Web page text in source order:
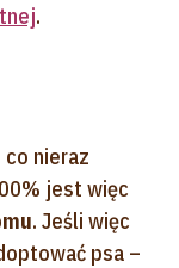
.
co nieraz
jest więc
. Jeśli więc
psa –